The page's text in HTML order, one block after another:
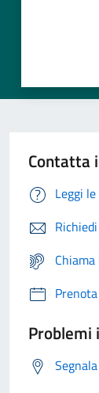
Contatta
Leggi
Problemi